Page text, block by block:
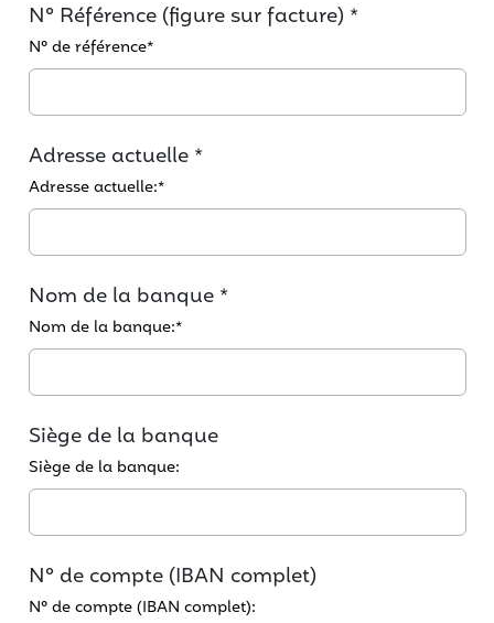
N° Référence (figure sur facture) *
N° de référence*
Adresse actuelle *
Adresse actuelle:*
Nom de la banque *
Nom de la banque:*
Siège de la banque
Siège de la banque:
N° de compte (IBAN complet)
N° de compte (IBAN complet):